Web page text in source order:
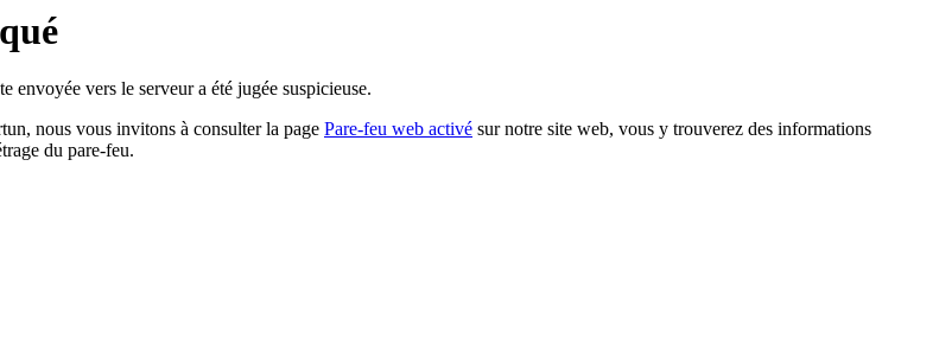
envoyée vers le serveur a été jugée suspicieuse.
nous vous invitons à consulter la page Pare-feu web activé sur notre site web, vous y trouverez des informations
du pare-feu.